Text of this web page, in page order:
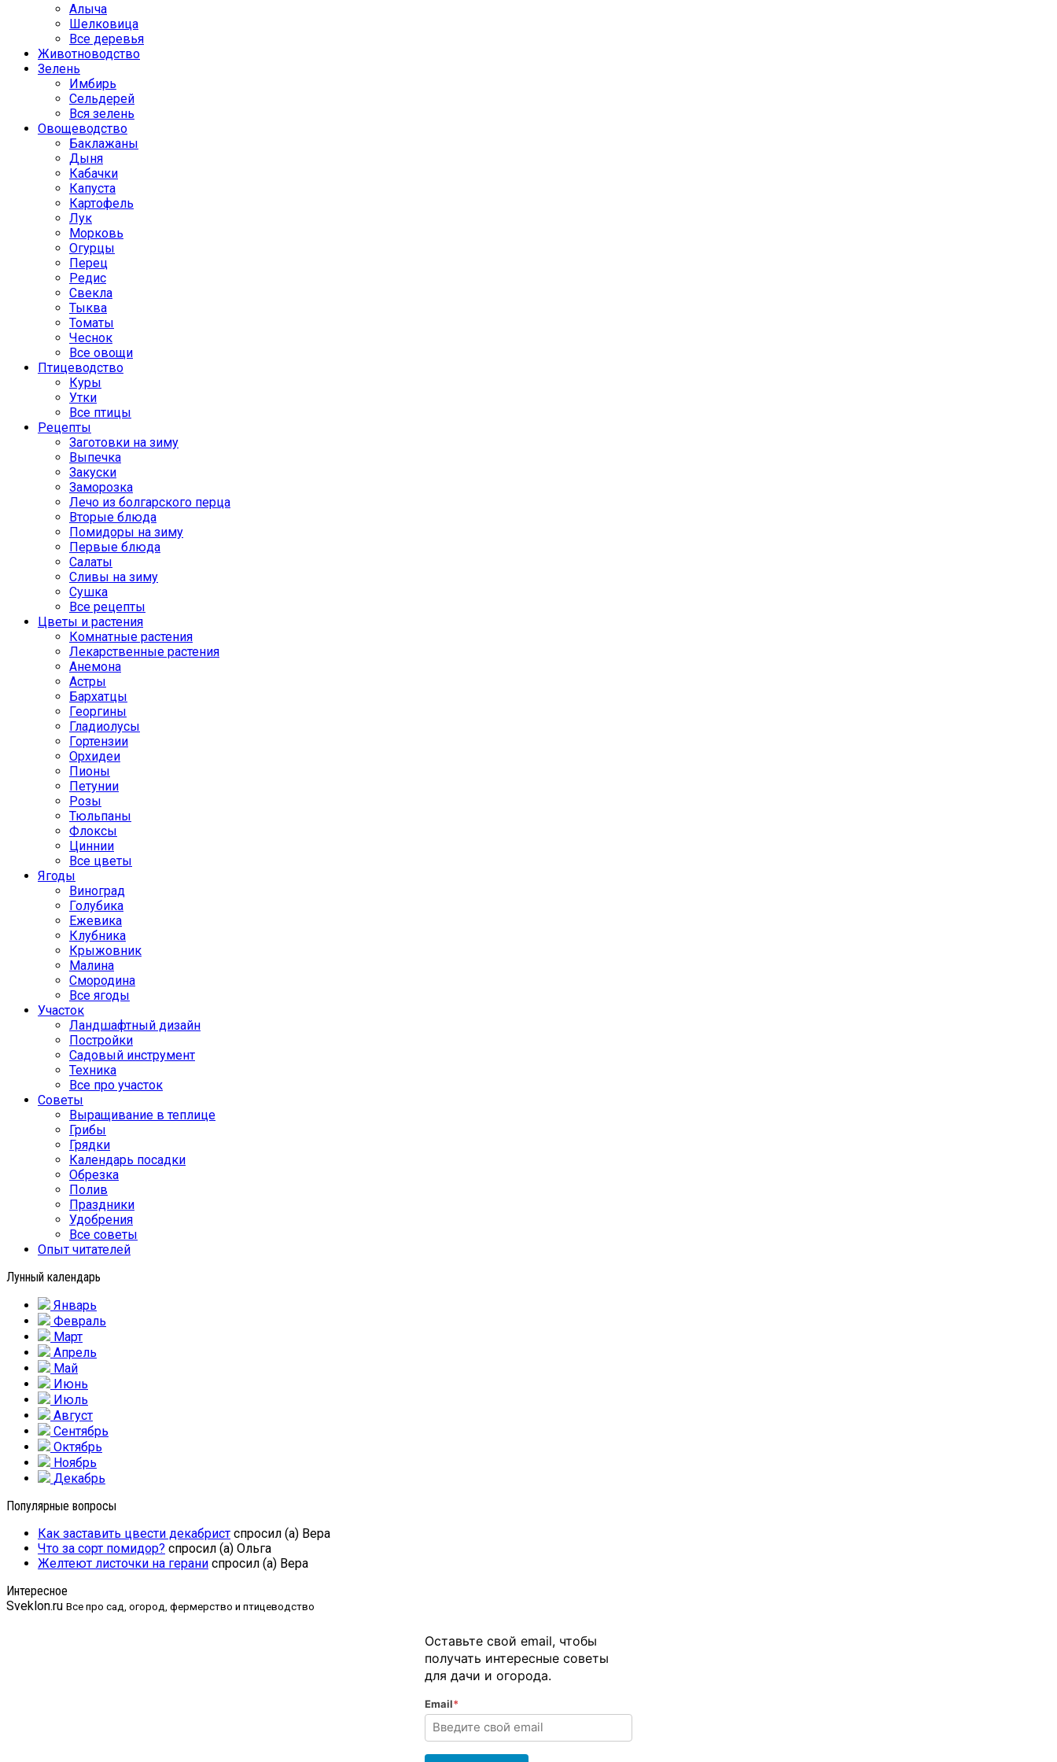
Алыча
Шелковица
Все деревья
Животноводство
Зелень
Имбирь
Сельдерей
Вся зелень
Овощеводство
Баклажаны
Дыня
Кабачки
Капуста
Картофель
Лук
Морковь
Огурцы
Перец
Редис
Свекла
Тыква
Томаты
Чеснок
Все овощи
Птицеводство
Куры
Утки
Все птицы
Рецепты
Заготовки на зиму
Выпечка
Закуски
Заморозка
Лечо из болгарского перца
Вторые блюда
Помидоры на зиму
Первые блюда
Салаты
Сливы на зиму
Сушка
Все рецепты
Цветы и растения
Комнатные растения
Лекарственные растения
Анемона
Астры
Бархатцы
Георгины
Гладиолусы
Гортензии
Орхидеи
Пионы
Петунии
Розы
Тюльпаны
Флоксы
Циннии
Все цветы
Ягоды
Виноград
Голубика
Ежевика
Клубника
Крыжовник
Малина
Смородина
Все ягоды
Участок
Ландшафтный дизайн
Постройки
Садовый инструмент
Техника
Все про участок
Советы
Выращивание в теплице
Грибы
Грядки
Календарь посадки
Обрезка
Полив
Праздники
Удобрения
Все советы
Опыт читателей
Лунный календарь
Январь
Февраль
Март
Апрель
Май
Июнь
Июль
Август
Сентябрь
Октябрь
Ноябрь
Декабрь
Популярные вопросы
Как заставить цвести декабрист спросил (а) Вера
Что за сорт помидор? спросил (а) Ольга
Желтеют листочки на герани спросил (а) Вера
Интересное
Sveklon.ru Все про сад, огород, фермерство и птицеводство
Оставьте свой email, чтобы
получать интересные советы
для дачи и огорода.
Email*